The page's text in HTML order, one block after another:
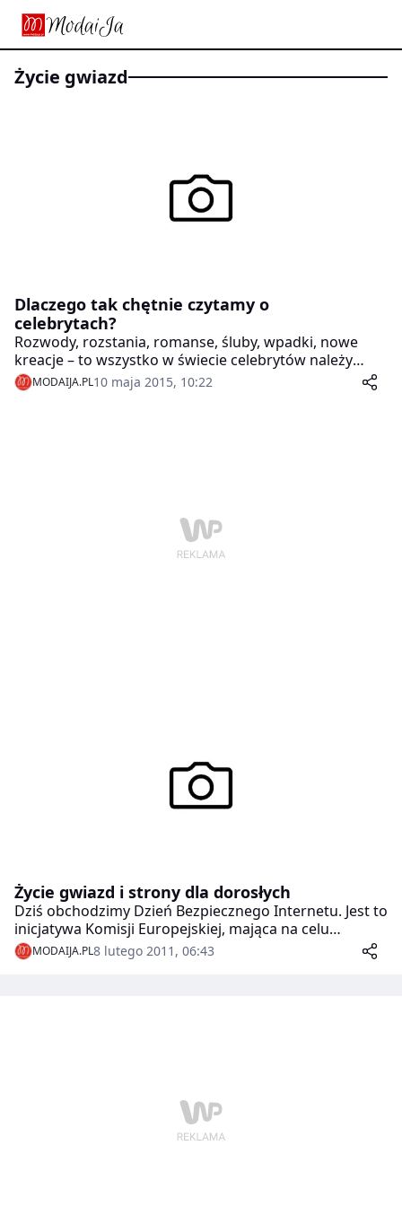
życie gwiazd
Dlaczego tak chętnie czytamy o
celebrytach?
Rozwody, rozstania, romanse, śluby, wpadki, nowe
kreacje – to wszystko w świecie celebrytów należy
uznać za codzienność. Nie ma dnia, w którym to media
nie donosiłyby o plotkach związanych z gwiazdami
MODAIJA.PL10 maja 2015, 10:22
Życie gwiazd i strony dla dorosłych
Dziś obchodzimy Dzień Bezpiecznego Internetu. Jest to
inicjatywa Komisji Europejskiej, mająca na celu
zwrócenie uwagi na kwestię bezpiecznego dostępu
dzieci i młodzieży do zasobów Internetu.
MODAIJA.PL8 lutego 2011, 06:43